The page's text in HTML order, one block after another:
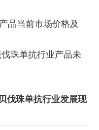
品当前市场价格及
珠单抗行业产品未
伐珠单抗行业发展现